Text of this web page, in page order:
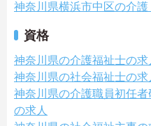
神奈川県横浜市中区の介護
資格
神奈川県の介護福祉士の求
神奈川県の社会福祉士の求
神奈川県の介護職員初任者
の求人